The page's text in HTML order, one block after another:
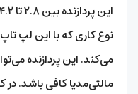
نوع کاری که با این لپ
می‌کند. این پردازنده